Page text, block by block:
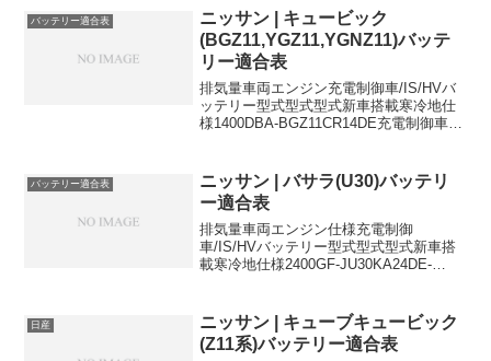
KNJ10MR20DE4WD充電制御車
55B24L55B24L2...
バッテリー適合表
ニッサン | キュービック
(BGZ11,YGZ11,YGNZ11)バッテ
リー適合表
排気量車両エンジン充電制御車/IS/HVバ
ッテリー型式型式型式新車搭載寒冷地仕
様1400DBA-BGZ11CR14DE充電制御車
バッテリー適合表
ニッサン | バサラ(U30)バッテリ
ー適合表
排気量車両エンジン仕様充電制御
車/IS/HVバッテリー型式型式型式新車搭
載寒冷地仕様2400GF-JU30KA24DE-
55D23L80D26L2500KH-JVU30YD...
日産
ニッサン | キューブキュービック
(Z11系)バッテリー適合表